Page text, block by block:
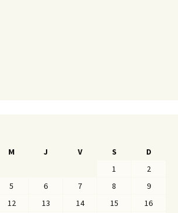
M J V S
D
1
2
5 6 7 8
9
12 13 14 15
16